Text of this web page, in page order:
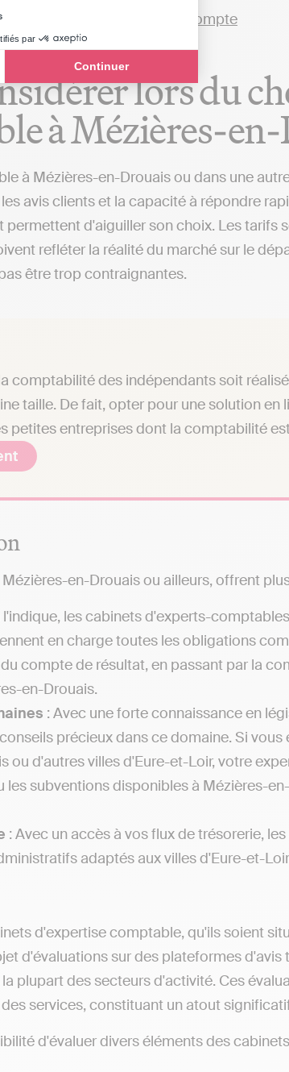
par
Continuer
lors du
à Mézières-
à Mézières-en-Drouais ou dans une
avis clients et la capacité à répondre
d'aiguiller son choix. Les tarifs
refléter la réalité du marché sur le
être trop contraignantes.
comptabilité des indépendants soit
taille. De fait, opter pour une solution
petites entreprises dont la comptabilité
en-Drouais ou ailleurs, offrent
les cabinets d'experts-
en charge toutes les obligations
compte de résultat, en passant par la
en-Drouais.
: Avec une forte connaissance en
précieux dans ce domaine. Si
ou d'autres villes d'Eure-et-Loir, votre
les subventions disponibles à Mézières-
: Avec un accès à vos flux de trésorerie,
adaptés aux villes d'Eure-et-
d'expertise comptable, qu'ils soient
d'évaluations sur des plateformes
plupart des secteurs d'activité. Ces
services, constituant un atout
d'évaluer divers éléments des